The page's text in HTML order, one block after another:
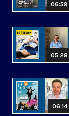
06:59
05:28
06:14